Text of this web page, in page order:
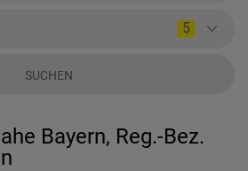
5
SUCHEN
Bayern, Reg.-Bez.